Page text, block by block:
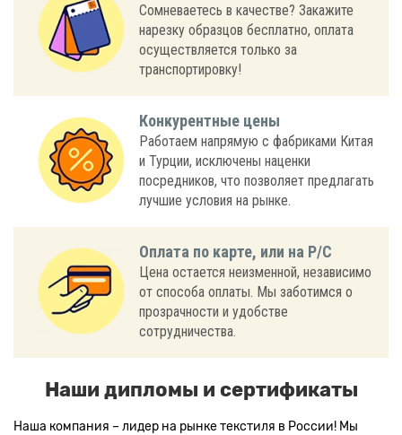
Сомневаетесь в качестве? Закажите
нарезку образцов бесплатно, оплата
осуществляется только за
транспортировку!
Конкурентные цены
Работаем напрямую с фабриками Китая
и Турции, исключены наценки
посредников, что позволяет предлагать
лучшие условия на рынке.
Оплата по карте, или на Р/С
Цена остается неизменной, независимо
от способа оплаты. Мы заботимся о
прозрачности и удобстве
сотрудничества.
Наши дипломы и сертификаты
Наша компания – лидер на рынке текстиля в России! Мы